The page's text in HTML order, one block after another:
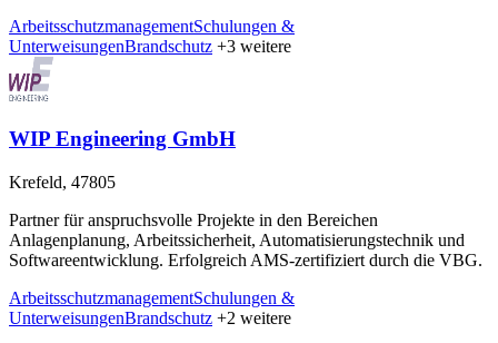
ArbeitsschutzmanagementSchulungen &
UnterweisungenBrandschutz +3 weitere
WIP Engineering GmbH
Krefeld, 47805
Partner für anspruchsvolle Projekte in den Bereichen
Anlagenplanung, Arbeitssicherheit, Automatisierungstechnik und
Softwareentwicklung. Erfolgreich AMS-zertifiziert durch die VBG.
ArbeitsschutzmanagementSchulungen &
UnterweisungenBrandschutz +2 weitere